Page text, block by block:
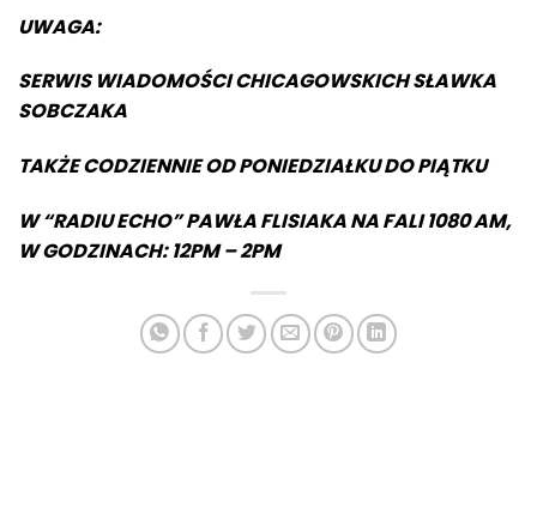
UWAGA:
SERWIS WIADOMOŚCI CHICAGOWSKICH SŁAWKA
SOBCZAKA
TAKŻE CODZIENNIE OD PONIEDZIAŁKU DO PIĄTKU
W “RADIU ECHO” PAWŁA FLISIAKA NA FALI 1080 AM,
W GODZINACH: 12PM – 2PM